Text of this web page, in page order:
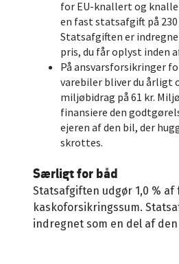
for EU-knallert og
en fast statsafgift på
Statsafgiften er
pris, du får oplyst inden
På ansvarsforsikringer
varebiler bliver du årligt
miljøbidrag på 61 kr.
finansiere den
ejeren af den bil, der
skrottes.
Særligt for båd
Statsafgiften udgør 1,0 % af
kaskoforsikringssum.
indregnet som en del af